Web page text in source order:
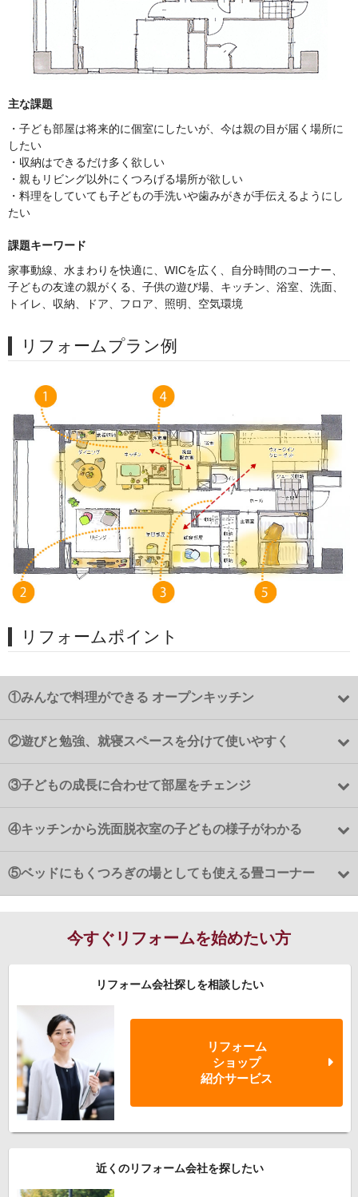
主な課題
・子ども部屋は将来的に個室にしたいが、今は親の目が届く場所に
したい
・収納はできるだけ多く欲しい
・親もリビング以外にくつろげる場所が欲しい
・料理をしていても子どもの手洗いや歯みがきが手伝えるようにし
たい
課題キーワード
家事動線、水まわりを快適に、WICを広く、自分時間のコーナー、
子どもの友達の親がくる、子供の遊び場、キッチン、浴室、洗面、
トイレ、収納、ドア、フロア、照明、空気環境
リフォームプラン例
リフォームポイント
①みんなで料理ができる オープンキッチン
②遊びと勉強、就寝スペースを分けて使いやすく
③子どもの成長に合わせて部屋をチェンジ
④キッチンから洗面脱衣室の子どもの様子がわかる
⑤ベッドにもくつろぎの場としても使える畳コーナー
今すぐリフォームを始めたい方
リフォーム会社探しを相談したい
リフォーム
ショップ
紹介サービス
近くのリフォーム会社を探したい